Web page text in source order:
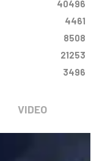
40496
4461
8508
21253
3496
VIDEO